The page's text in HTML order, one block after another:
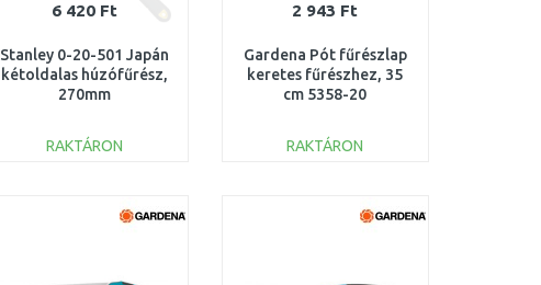
6 420 Ft
Stanley 0-20-501 Japán
kétoldalas húzófűrész,
270mm
RAKTÁRON
Összehasonlítás
2 943 Ft
Gardena Pót fűrészlap
keretes fűrészhez, 35
cm 5358-20
RAKTÁRON
Összehasonlítás